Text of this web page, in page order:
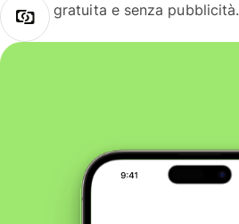
gratuita e senza pubblicità.